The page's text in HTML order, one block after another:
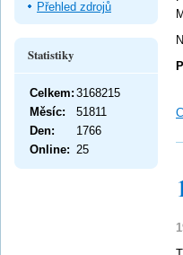
Přehled zdrojů
Statistiky
Online: 25
Celkem: 3168215
Měsíc:
51811
Den:
1766